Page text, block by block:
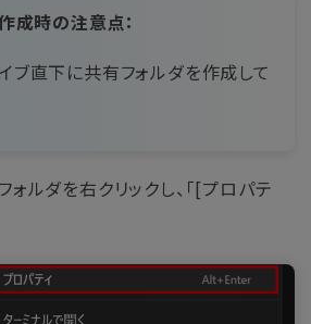
成時の注意点：
ブ直下に共有フォルダを作成して
ォルダを右クリックし、「[プロパテ